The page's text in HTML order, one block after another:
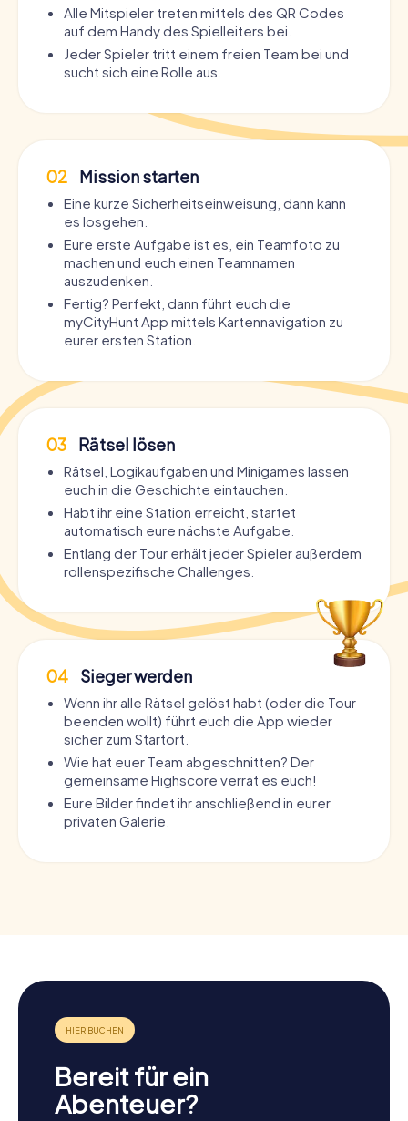
Alle Mitspieler treten mittels des QR Codes
auf dem Handy des Spielleiters bei.
Jeder Spieler tritt einem freien Team bei und
sucht sich eine Rolle aus.
02 Mission starten
Eine kurze Sicherheitseinweisung, dann kann
es losgehen.
Eure erste Aufgabe ist es, ein Teamfoto zu
machen und euch einen Teamnamen
auszudenken.
Fertig? Perfekt, dann führt euch die
myCityHunt App mittels Kartennavigation zu
eurer ersten Station.
03 Rätsel lösen
Rätsel, Logikaufgaben und Minigames lassen
euch in die Geschichte eintauchen.
Habt ihr eine Station erreicht, startet
automatisch eure nächste Aufgabe.
Entlang der Tour erhält jeder Spieler außerdem
rollenspezifische Challenges.
04 Sieger werden
Wenn ihr alle Rätsel gelöst habt (oder die Tour
beenden wollt) führt euch die App wieder
sicher zum Startort.
Wie hat euer Team abgeschnitten? Der
gemeinsame Highscore verrät es euch!
Eure Bilder findet ihr anschließend in eurer
privaten Galerie.
Bereit für ein
Abenteuer?